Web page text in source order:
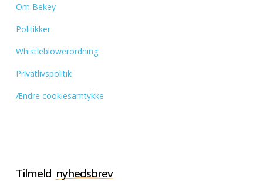
Om Bekey
Politikker
Whistleblowerordning
Privatlivspolitik
Ændre cookiesamtykke
Tilmeld nyhedsbrev